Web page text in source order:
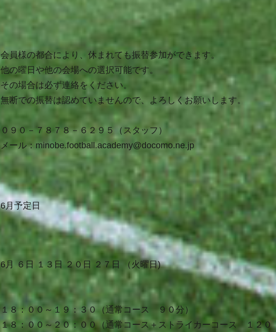
会員様の都合により、休まれても振替参加ができます。
他の曜日や他の会場への選択可能です。
その場合は必ず連絡をください。
無断での振替は認めていませんので、よろしくお願いします。
０９０－７８７８－６２９５（スタッフ）
メール： minobe.football.academy@docomo.ne.jp
6月予定日
6月 ６ 日 １３ 日 ２０ 日 ２７ 日 （火曜日)
１８：００～１９：３０（通常コース ９０分）
１８：００～２０：００（通常コース＋ストライカーコース １２０